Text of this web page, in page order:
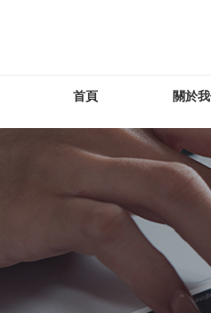
首頁 關於